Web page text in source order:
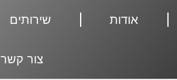
אודות שירותים
צור קשר